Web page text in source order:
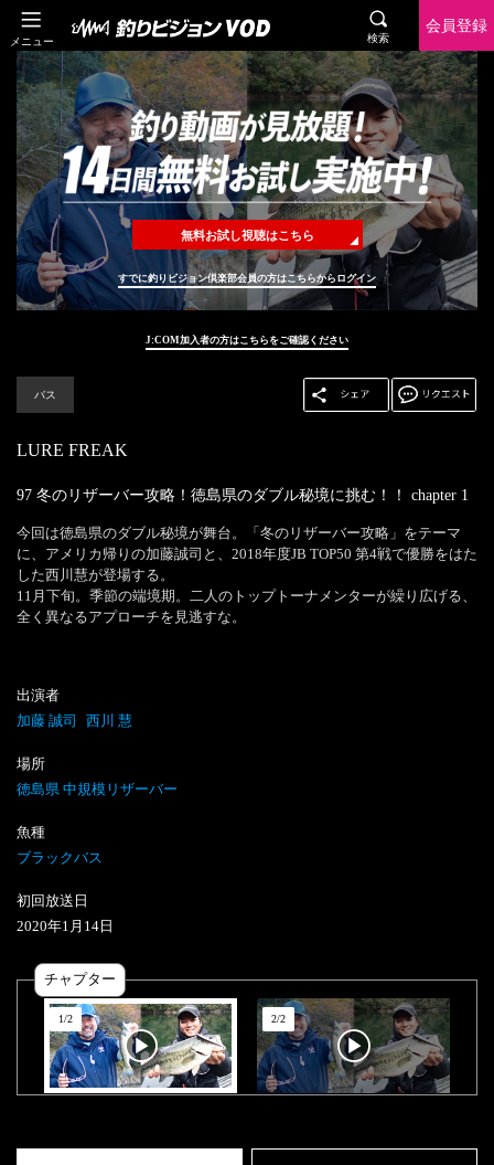
メニュー 検索
会員登録
無料お試し視聴はこちら
すでに釣りビジョン倶楽部会員の方はこちらからログイン
J:COM加入者の方はこちらをご確認ください
バス
LURE FREAK
97 冬のリザーバー攻略！徳島県のダブル秘境に挑む！！ chapter 1
今回は徳島県のダブル秘境が舞台。「冬のリザーバー攻略」をテーマ
に、アメリカ帰りの加藤誠司と、2018年度JB TOP50 第4戦で優勝をはた
した西川慧が登場する。
11月下旬。季節の端境期。二人のトップトーナメンターが繰り広げる、
全く異なるアプローチを見逃すな。
出演者
加藤 誠司
西川 慧
場所
徳島県 中規模リザーバー
魚種
ブラックバス
初回放送日
2020年1 月 14 日
チャプター
1/2 2/2